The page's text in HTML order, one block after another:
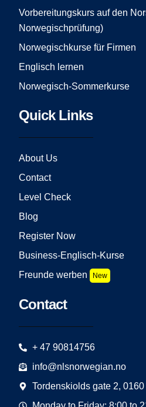
Vorbereitungskurs auf den
Norwegischprüfung)
Norwegischkurse für Firmen
Englisch lernen
Norwegisch-Sommerkurse
Quick Links
About Us
Contact
Level Check
Blog
Register Now
Business-Englisch-Kurse
Freunde werben
New
Contact
+ 47 90814756
info@nlsnorwegian.no
Tordenskiolds gate 2,